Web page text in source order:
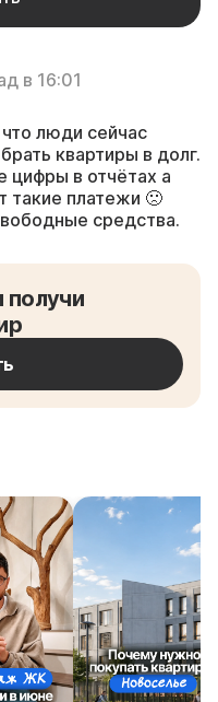
в 16:01
люди сейчас
квартиры в долг.
цифры в отчётах а
такие платежи 🙁
средства.
получи